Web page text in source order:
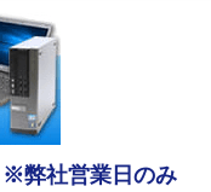
※弊社営業日のみ